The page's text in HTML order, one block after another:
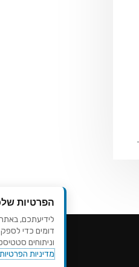
.
הפרטיות
דומים כדי לספק
וניתוחים
מדיניות הפרטיות